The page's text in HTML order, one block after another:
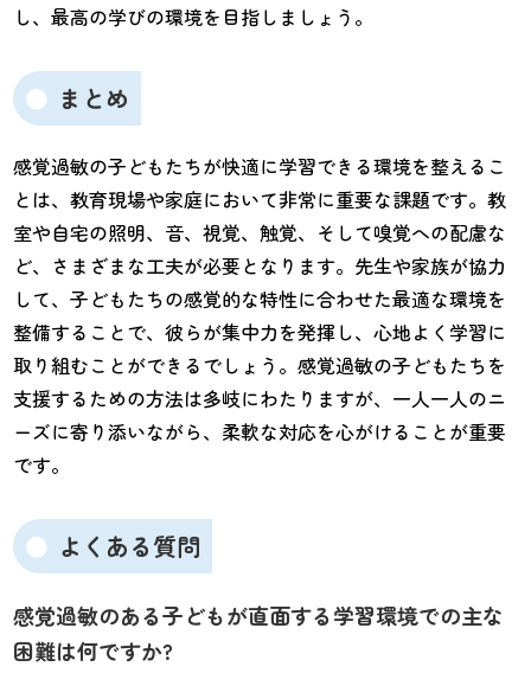
し、最高の学びの環境を目指しましょう。
まとめ
感覚過敏の子どもたちが快適に学習できる環境を整えるこ
とは、教育現場や家庭において非常に重要な課題です。教
室や自宅の照明、音、視覚、触覚、そして嗅覚への配慮な
ど、さまざまな工夫が必要となります。先生や家族が協力
して、子どもたちの感覚的な特性に合わせた最適な環境を
整備することで、彼らが集中力を発揮し、心地よく学習に
取り組むことができるでしょう。感覚過敏の子どもたちを
支援するための方法は多岐にわたりますが、一人一人のニ
ーズに寄り添いながら、柔軟な対応を心がけることが重要
です。
よくある質問
感覚過敏のある子どもが直面する学習環境での主な
困難は何ですか?